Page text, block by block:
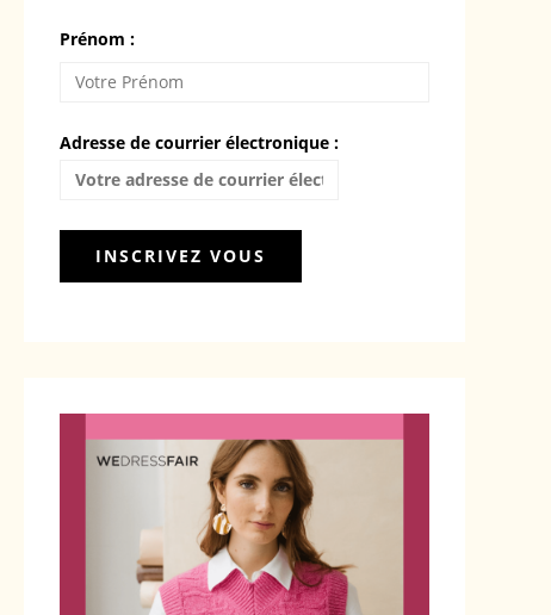
Prénom :
Adresse de courrier électronique :